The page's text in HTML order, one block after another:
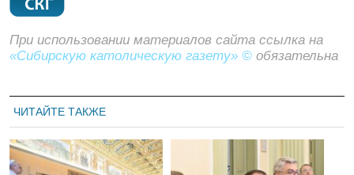
При использовании материалов сайта ссылка на
«Сибирскую католическую газету» © обязательна
ЧИТАЙТЕ ТАКЖЕ